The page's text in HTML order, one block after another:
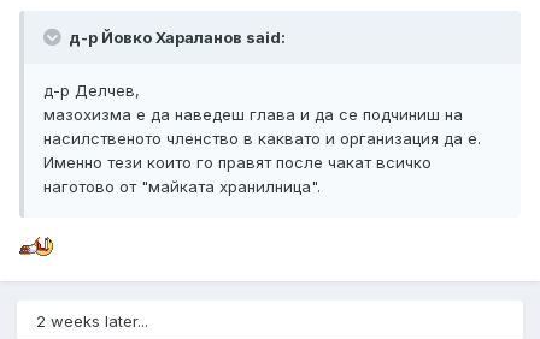
д-р Йовко Хараланов said:
д-р Делчев,
мазохизма е да наведеш глава и да се подчиниш на
насилственото членство в каквато и организация да е.
Именно тези които го правят после чакат всичко
наготово от "майката хранилница".
2 weeks later...